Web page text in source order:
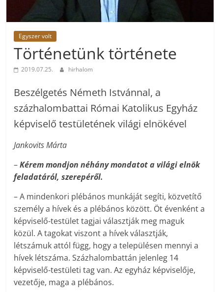
Egyszer volt
Történetünk története
2019.07.25. hirhalom
Beszélgetés Németh Istvánnal, a
százhalombattai Római Katolikus Egyház
képviselő testületének világi elnökével
Jankovits Márta
–Kérem mondjon néhány mondatot a világi elnök
feladatáról, szerepéről.
– A mindenkori plébános munkáját segíti, közvetítő
személy a hívek és a plébános között. Öt évenként a
képviselő-testület tagjai választják meg maguk
közül. A tagokat viszont a hívek választják,
létszámuk attól függ, hogy a településen mennyi a
hívek létszáma. Százhalombattán jelenleg 14
képviselő-testületi tag van. Az egyház képviselője,
vezetője, maga a plébános.